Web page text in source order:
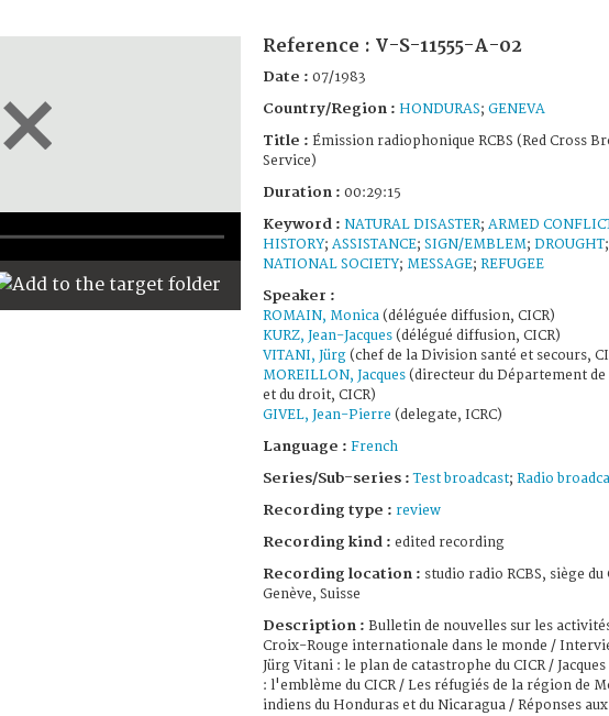
Reference : V-S-11555-A-02
Date : 07/1983
Country/Region : HONDURAS; GENEVA
Title : Émission radiophonique RCBS (Red Cross
Service)
Duration : 00:29:15
Keyword : NATURAL DISASTER; ARMED
HISTORY; ASSISTANCE; SIGN/EMBLEM; DROUGHT;
NATIONAL SOCIETY; MESSAGE; REFUGEE
Speaker :
ROMAIN, Monica (déléguée diffusion, CICR)
KURZ, Jean-Jacques (délégué diffusion, CICR)
VITANI, Jürg (chef de la Division santé et secours,
MOREILLON, Jacques (directeur du Département
et du droit, CICR)
GIVEL, Jean-Pierre (delegate, ICRC)
Language : French
Series/Sub-series :Test broadcast; Radio
Recording type : review
Recording kind : edited recording
Recording location : studio radio RCBS, siège du
Genève, Suisse
Description : Bulletin de nouvelles sur les
Croix-Rouge internationale dans le monde /
Jürg Vitani : le plan de catastrophe du CICR /
: l'emblème du CICR / Les réfugiés de la région de
indiens du Honduras et du Nicaragua / Réponses